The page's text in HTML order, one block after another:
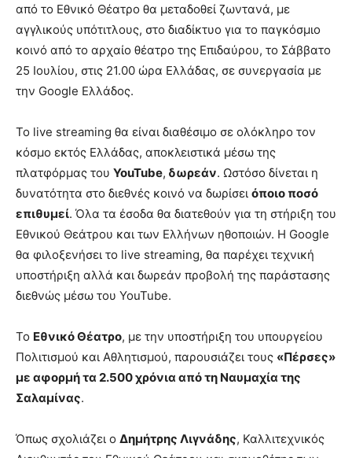
από το Εθνικό Θέατρο θα μεταδοθεί ζωντανά, με
αγγλικούς υπότιτλους, στο διαδίκτυο για το παγκόσμιο
κοινό από το αρχαίο θέατρο της Επιδαύρου, το Σάββατο
25 Ιουλίου, στις 21.00 ώρα Ελλάδας, σε συνεργασία με
την Google Ελλάδος.
Το live streaming θα είναι διαθέσιμο σε ολόκληρο τον
κόσμο εκτός Ελλάδας, αποκλειστικά μέσω της
πλατφόρμας του YouTube, δωρεάν. Ωστόσο δίνεται η
δυνατότητα στο διεθνές κοινό να δωρίσει όποιο ποσό
επιθυμεί. Όλα τα έσοδα θα διατεθούν για τη στήριξη του
Εθνικού Θεάτρου και των Ελλήνων ηθοποιών. H Google
θα φιλοξενήσει το live streaming, θα παρέχει τεχνική
υποστήριξη αλλά και δωρεάν προβολή της παράστασης
διεθνώς μέσω του YouTube.
Το Εθνικό Θέατρο, με την υποστήριξη του υπουργείου
Πολιτισμού και Αθλητισμού, παρουσιάζει τους «Πέρσες»
με αφορμή τα 2.500 χρόνια από τη Ναυμαχία της
Σαλαμίνας.
Όπως σχολιάζει ο Δημήτρης Λιγνάδης, Καλλιτεχνικός